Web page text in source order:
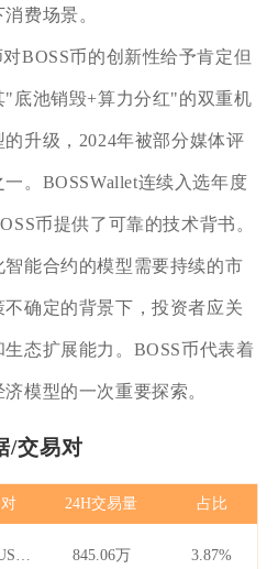
费场景。
BOSS币的创新性给予肯定但
底池销毁+算力分红"的双重机
升级，2024年被部分媒体评
。BOSSWallet连续入选年度
币提供了可靠的技术背书。
能合约的模型需要持续的市
确定的背景下，投资者应关
态扩展能力。BOSS币代表着
模型的一次重要探索。
/交易对
24H交易量 占比
845.06万 3.87%